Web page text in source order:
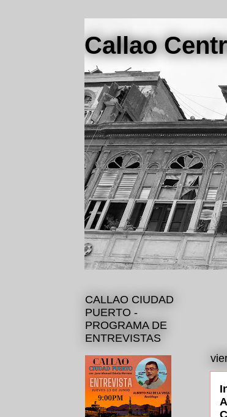
Callao
CALLAO CIUDAD
PUERTO -
PROGRAMA DE
ENTREVISTAS